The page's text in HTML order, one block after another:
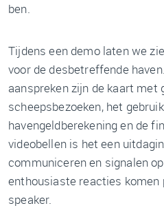
ben.
Tijdens een demo laten we
voor de desbetreffende
aanspreken zijn de kaart met
scheepsbezoeken, het
havengeldberekening en de
videobellen is het een
communiceren en signalen
enthousiaste reacties komen
speaker.